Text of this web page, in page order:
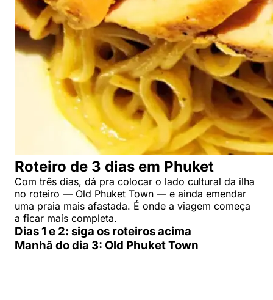
Roteiro de 3 dias em Phuket
Com três dias, dá pra colocar o lado cultural da ilha
no roteiro — Old Phuket Town — e ainda emendar
uma praia mais afastada. É onde a viagem começa
a ficar mais completa.
Dias 1 e 2: siga os roteiros acima
Manhã do dia 3: Old Phuket Town